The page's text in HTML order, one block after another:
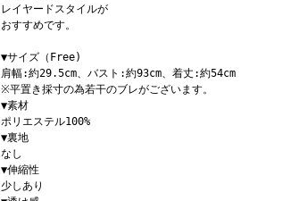
レイヤードスタイルが
おすすめです。
▼サイズ（Free)
肩幅:約29.5cm、バスト:約93cm、着丈:約54cm
※平置き採寸の為若干のブレがございます。
▼素材
ポリエステル100%
▼裏地
なし
▼伸縮性
少しあり